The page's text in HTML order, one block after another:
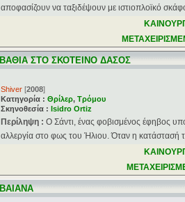
αποφασίζουν να ταξιδέψουν με ιστιοπλοϊκό
ΒΑΘΙΑ ΣΤΟ ΣΚΟΤΕΙΝΟ ΔΑΣΟΣ
Shiver [2008]
Κατηγορία : Θρίλερ, Τρόμου
Σκηνοθεσία : Isidro Ortiz
Περίληψη : O Σάντι, ένας φοβισμένος έφηβος
αλλεργία στο φως του Ήλιου. Όταν η κατάστασή
ΒΑΙΑΝΑ